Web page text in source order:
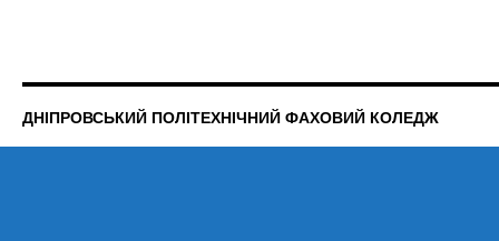
ДНІПРОВСЬКИЙ ПОЛІТЕХНІЧНИЙ ФАХОВИЙ КОЛЕДЖ